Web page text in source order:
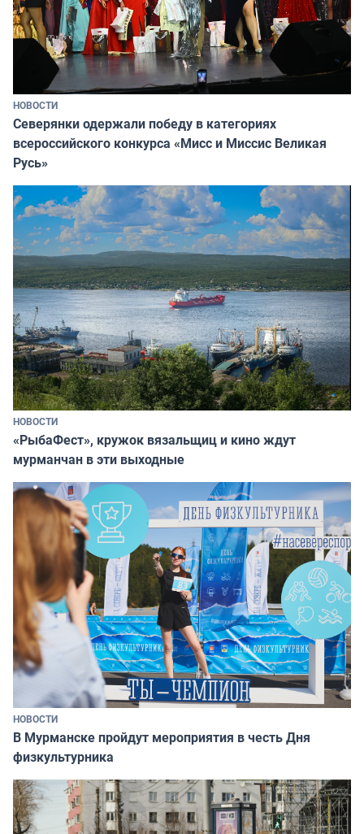
НОВОСТИ
Северянки одержали победу в категориях
всероссийского конкурса «Мисс и Миссис Великая
Русь»
НОВОСТИ
«РыбаФест», кружок вязальщиц и кино ждут
мурманчан в эти выходные
НОВОСТИ
В Мурманске пройдут мероприятия в честь Дня
физкультурника